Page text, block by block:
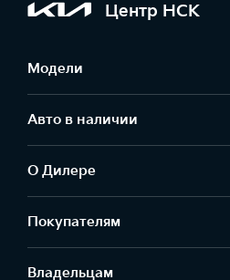
Центр НСК
Модели
Авто в наличии
О Дилере
Покупателям
Владельцам